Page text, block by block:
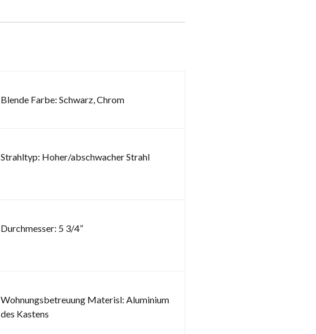
Blende Farbe: Schwarz, Chrom
Strahltyp: Hoher/abschwacher Strahl
Durchmesser: 5 3/4”
Wohnungsbetreuung Materisl: Aluminium
des Kastens